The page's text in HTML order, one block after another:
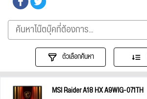
ตัวเลือกค้นหา
MSI Raider A18 HX A9WIG-071TH